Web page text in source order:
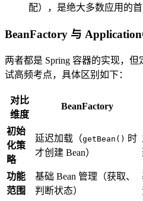
配），是绝大多数应用的首
BeanFactory 与
两者都是 Spring 容器的实现，
试高频考点，具体区别如下：
对比
维度
BeanFactory
初始
化策
略
延迟加载（getBean() 时
才创建 Bean）
功能
范围
基础 Bean 管理（获取、
判断状态）